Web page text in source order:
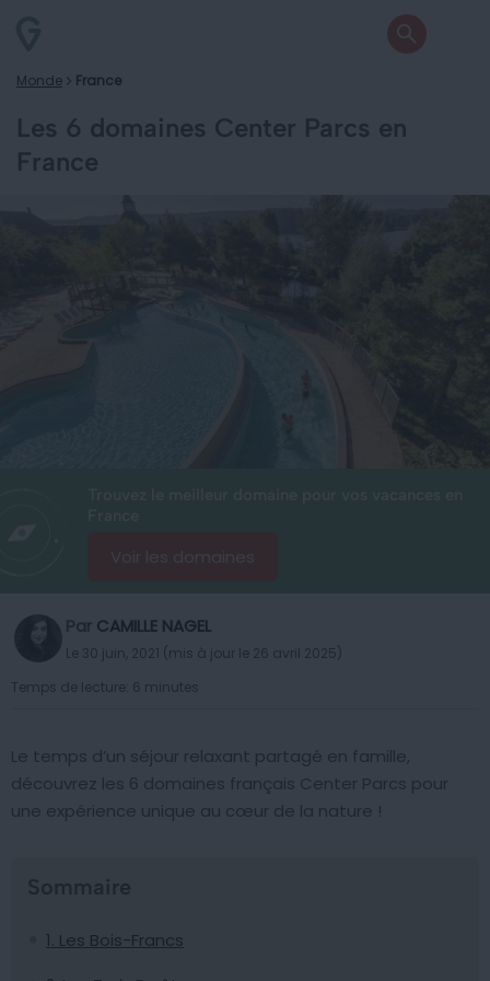
Monde France
Les 6 domaines Center Parcs en
France
Voir les domaines
Par CAMILLE NAGEL
Le 30 juin, 2021 (mis à jour le 26 avril 2025)
Temps de lecture: 6 minutes
Le temps d’un séjour relaxant partagé en famille,
découvrez les 6 domaines français Center Parcs pour
une expérience unique au cœur de la nature !
1. Les Bois-Francs